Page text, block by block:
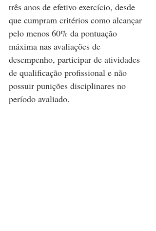
três anos de efetivo exercício, desde
que cumpram critérios como alcançar
pelo menos 60% da pontuação
máxima nas avaliações de
desempenho, participar de atividades
de qualificação profissional e não
possuir punições disciplinares no
período avaliado.